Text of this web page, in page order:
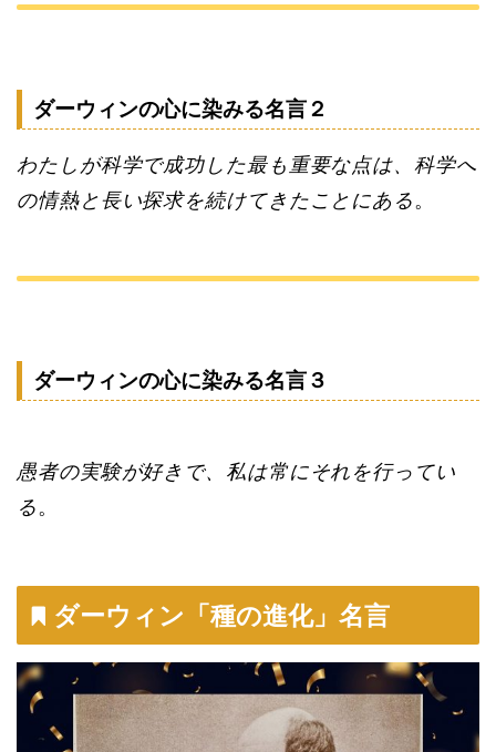
ダーウィンの心に染みる名言２
わたしが科学で成功した最も重要な点は、科学へ
の情熱と長い探求を続けてきたことにある 。
ダーウィンの心に染みる名言３
愚者の実験が好きで、私は常にそれを行ってい
る。
ダーウィン「種の進化」名言